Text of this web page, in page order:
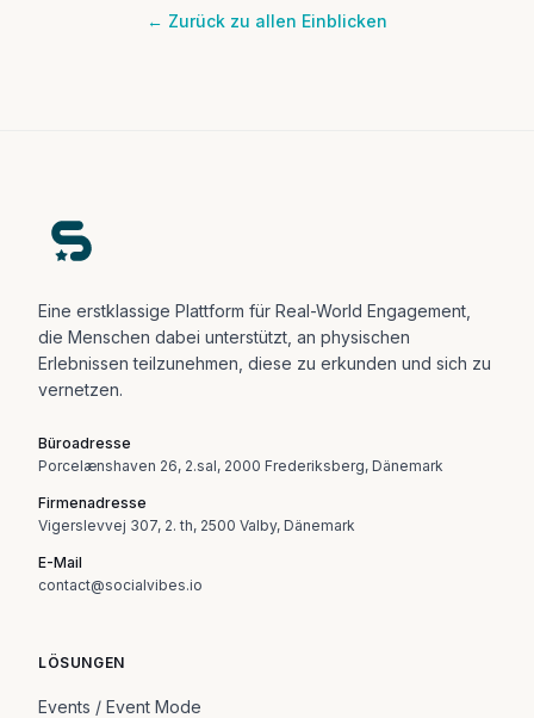
← Zurück zu allen Einblicken
Eine erstklassige Plattform für Real-World Engagement,
die Menschen dabei unterstützt, an physischen
Erlebnissen teilzunehmen, diese zu erkunden und sich zu
vernetzen.
Büroadresse
Porcelænshaven 26, 2.sal, 2000 Frederiksberg, Dänemark
Firmenadresse
Vigerslevvej 307, 2. th, 2500 Valby, Dänemark
E-Mail
contact@socialvibes.io
LÖSUNGEN
Events / Event Mode